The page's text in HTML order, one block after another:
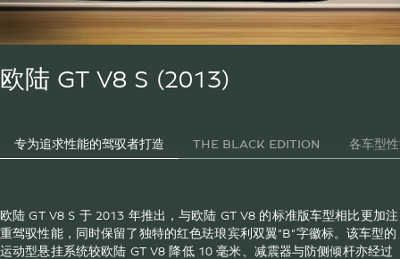
欧陆 GT V8 S (2013)
专为追求性能的驾驭者打造 THE BLACK EDITION 各车型
欧陆 GT V8 S 于 2013 年推出，与欧陆 GT V8 的标准版车型相比更加注
重驾驭性能，同时保留了独特的红色珐琅宾利双翼“B”字徽标。该车型的
运动型悬挂系统较欧陆 GT V8 降低 10 毫米、减震器与防侧倾杆亦经过